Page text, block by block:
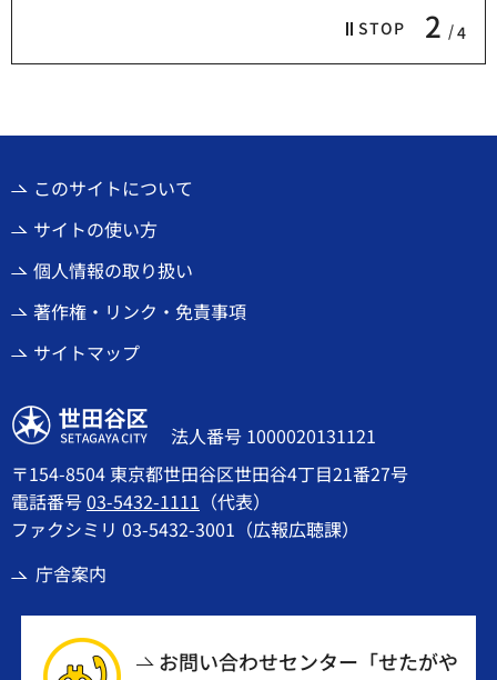
STOP 2 4
このサイトについて
サイトの使い方
個人情報の取り扱い
著作権・リンク・免責事項
サイトマップ
世田谷区
法人番号 1000020131121
〒154-8504 東京都世田谷区世田谷4丁目21番27号
電話番号03-5432-1111 （代表）
ファクシミリ 03-5432-3001（広報広聴課）
庁舎案内
お問い合わせセンター「せたがや